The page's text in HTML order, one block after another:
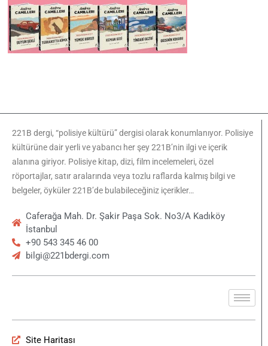
221B dergi, “polisiye kültürü” dergisi olarak konumlanıyor. Polisiye
kültürüne dair yerli ve yabancı her şey 221B’nin ilgi ve içerik
alanına giriyor. Polisiye kitap, dizi, film incelemeleri, özel
röportajlar, satır aralarında veya tozlu raflarda kalmış bilgi ve
belgeler, öyküler 221B’de bulabileceğiniz içerikler…
Caferağa Mah. Dr. Şakir Paşa Sok. No3/A Kadıköy
İstanbul
+90 543 345 46 00
bilgi@221bdergi.com
Site Haritası